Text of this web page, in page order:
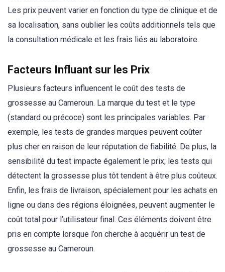
Les prix peuvent varier en fonction du type de clinique et de
sa localisation, sans oublier les coûts additionnels tels que
la consultation médicale et les frais liés au laboratoire.
Facteurs Influant sur les Prix
Plusieurs facteurs influencent le coût des tests de
grossesse au Cameroun. La marque du test et le type
(standard ou précoce) sont les principales variables. Par
exemple, les tests de grandes marques peuvent coûter
plus cher en raison de leur réputation de fiabilité. De plus, la
sensibilité du test impacte également le prix; les tests qui
détectent la grossesse plus tôt tendent à être plus coûteux.
Enfin, les frais de livraison, spécialement pour les achats en
ligne ou dans des régions éloignées, peuvent augmenter le
coût total pour l’utilisateur final. Ces éléments doivent être
pris en compte lorsque l’on cherche à acquérir un test de
grossesse au Cameroun.